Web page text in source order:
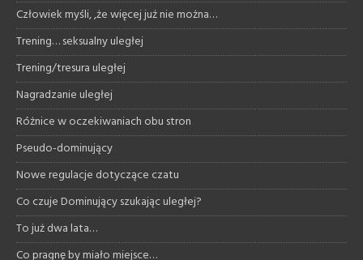
Człowiek myśli, ,że więcej już nie można…
Trening… seksualny uległej
Trening/tresura uległej
Nagradzanie uległej
Różnice w oczekiwaniach obu stron
Pseudo-dominujący
Nowe regulacje dotyczące czatu
Co czuje Dominujący szukając uległej?
To już dwa lata…
Co pragnę by miało miejsce…